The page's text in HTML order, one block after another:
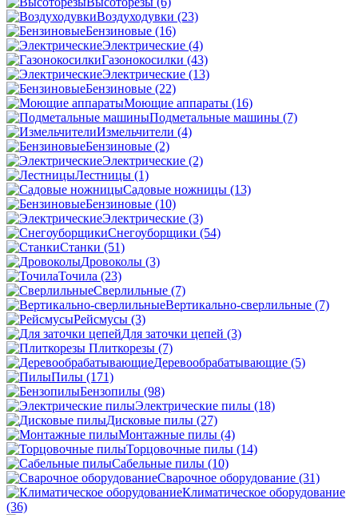
Воздуходувки (23)
Бензиновые (16)
Электрические (4)
Газонокосилки (43)
Электрические (13)
Бензиновые (22)
Моющие аппараты (16)
Подметальные машины (7)
Измельчители (4)
Бензиновые (2)
Электрические (2)
Лестницы (1)
Садовые ножницы (13)
Бензиновые (10)
Электрические (3)
Снегоуборщики (54)
Станки (51)
Дровоколы (3)
Точила (23)
Сверлильные (7)
Вертикально-сверлильные (7)
Рейсмусы (3)
Для заточки цепей (3)
Плиткорезы (7)
Деревообрабатывающие (5)
Пилы (171)
Бензопилы (98)
Электрические пилы (18)
Дисковые пилы (27)
Монтажные пилы (4)
Торцовочные пилы (14)
Сабельные пилы (10)
Сварочное оборудование (31)
Климатическое оборудование
(36)